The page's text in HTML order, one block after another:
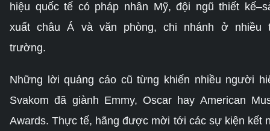
hiệu quốc tế có pháp nhân Mỹ, đội ngũ thiết
xuất châu Á và văn phòng, chi nhánh ở nhiều
trường.
Những lời quảng cáo cũ từng khiến nhiều người
Svakom đã giành Emmy, Oscar hay American
Awards. Thực tế, hãng được mời tới các sự kiện kết